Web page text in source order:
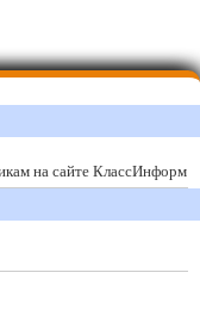
на сайте КлассИнформ